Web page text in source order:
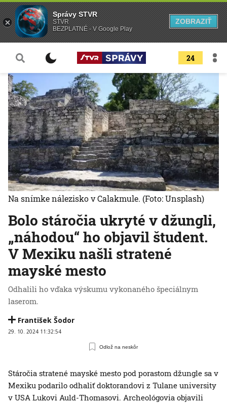
24
Bolo stáročia ukryté v džungli,
„náhodou“ ho objavil študent.
V Mexiku našli stratené
mayské mesto
Odhalili ho vďaka výskumu vykonaného špeciálnym
laserom.
František Šodor
29. 10. 2024 11:32:54
Odlož na neskôr
Na snímke nálezisko v Calakmule. (Foto: Unsplash)
Stáročia stratené mayské mesto pod porastom džungle sa v
Mexiku podarilo odhaliť doktorandovi z Tulane university
v USA Lukovi Auld-Thomasovi. Archeológovia objavili
Správy STVR
STVR
BEZPLATNÉ - V Google Play
ZOBRAZIŤ